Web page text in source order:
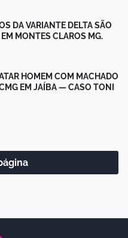
DA VARIANTE DELTA SÃO
EM MONTES CLAROS MG.
HOMEM COM MACHADO
EM JAÍBA — CASO TONI